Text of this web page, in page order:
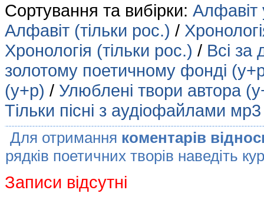
Сортування та вибірки: Алфавіт
Алфавіт (тільки рос.) /
Хронологія (тільки рос.) / Всі за
золотому поетичному фонді
(у+р) / Улюблені твори автора
Тільки пісні з аудіофайлами
Для отримання коментарів
рядків поетичних творів наведіть
Записи відсутні